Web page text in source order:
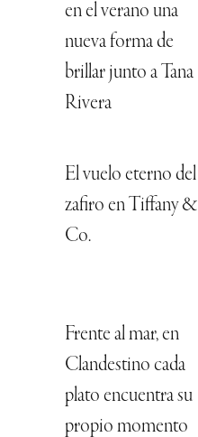
en el verano una
nueva forma de
brillar junto a Tana
Rivera
El vuelo eterno del
zafiro en Tiffany &
Co.
Frente al mar, en
Clandestino cada
plato encuentra su
propio momento